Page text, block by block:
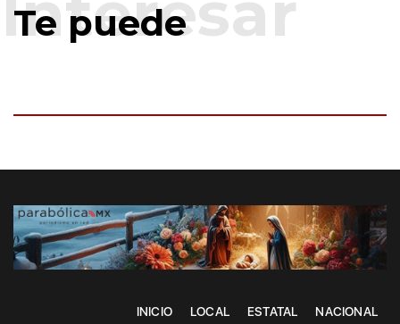
Te puede
INICIO LOCAL ESTATAL NACIONAL